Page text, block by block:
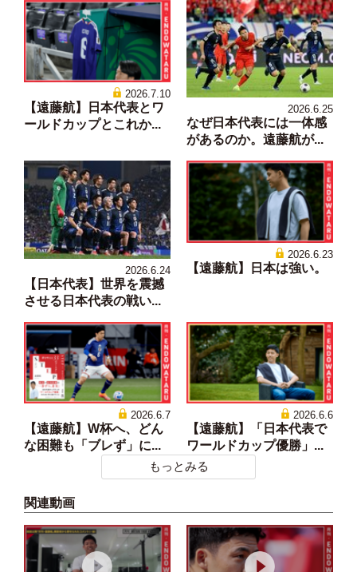
2026.7.10
【遠藤航】日本代表とワ
ールドカップとこれか...
2026.6.25
なぜ日本代表には一体感
があるのか。遠藤航が...
2026.6.24
【日本代表】世界を震撼
させる日本代表の戦い...
2026.6.23
【遠藤航】日本は強い。
2026.6.7
【遠藤航】W杯へ、どん
な困難も「ブレず」に...
2026.6.6
【遠藤航】「日本代表で
ワールドカップ優勝」...
もっとみる
関連動画